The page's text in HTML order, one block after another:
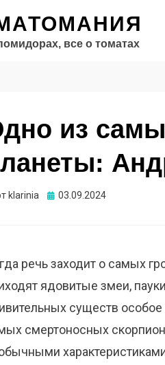
все о томатах
из
klarinia Опубликовано
03.09.2024
речь заходит о самых
ядовитые змеи,
существ особое
смертоносных